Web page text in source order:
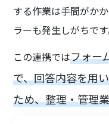
する作業は手間がか
ラーも発生しがちです
この連携ではフォー
で、回答内容を用
ため、整理・管理